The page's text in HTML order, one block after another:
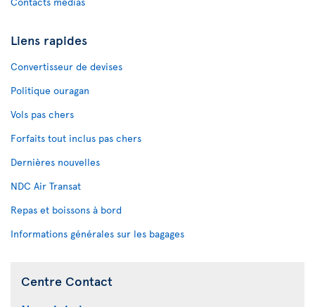
Liens rapides
Convertisseur de devises
Politique ouragan
Vols pas chers
Forfaits tout inclus pas chers
Dernières nouvelles
NDC Air Transat
Repas et boissons à bord
Informations générales sur les bagages
Centre Contact